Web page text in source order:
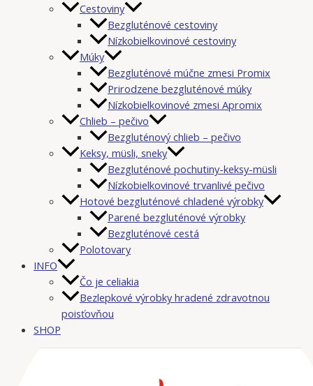
Cestoviny
Bezgluténové cestoviny
Nízkobielkovinové cestoviny
Múky
Bezgluténové múčne zmesi Promix
Prirodzene bezgluténové múky
Nízkobielkovinové zmesi Apromix
Chlieb – pečivo
Bezgluténový chlieb – pečivo
Keksy, müsli, sneky
Bezgluténové pochutiny-keksy-müsli
Nízkobielkovinové trvanlivé pečivo
Hotové bezgluténové chladené výrobky
Parené bezgluténové výrobky
Bezgluténové cestá
Polotovary
INFO
Čo je celiakia
Bezlepkové výrobky hradené zdravotnou
poisťovňou
SHOP